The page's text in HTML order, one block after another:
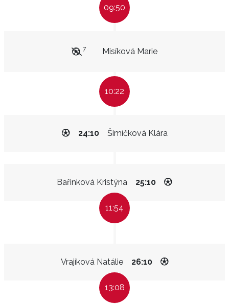
09:50
Misíková Marie
7
10:22
Šimíčková Klára
24:10
Bařinková Kristýna 25:10
11:54
Vrajíková Natálie 26:10
13:08